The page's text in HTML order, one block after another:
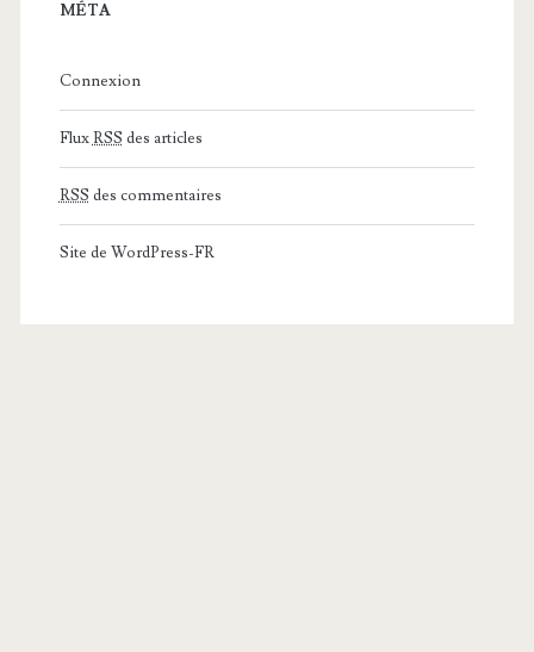
MÉTA
Connexion
FluxRSS des articles
RSS des commentaires
Site de WordPress-FR